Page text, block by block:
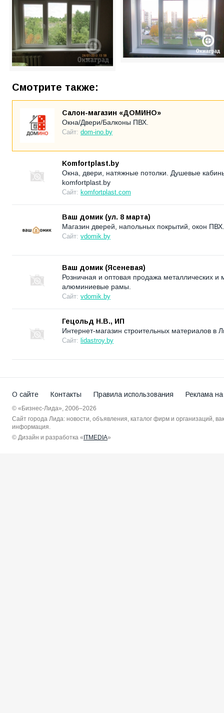
Смотрите также:
Салон-магазин «ДОМИНО»
Окна/Двери/Балконы ПВХ.
Сайт: dom-ino.by
Komfortplast.by
Окна, двери, натяжные потолки. Душевые
komfortplast.by
Сайт: komfortplast.com
Ваш домик (ул. 8 марта)
Магазин дверей, напольных покрытий, окон ПВХ.
Сайт: vdomik.by
Ваш домик (Ясеневая)
Розничная и оптовая продажа металлических
алюминиевые рамы.
Сайт: vdomik.by
Гецольд Н.В., ИП
Интернет-магазин строительных материалов в
Сайт: lidastroy.by
О сайте Контакты Правила использования Реклама
© «Бизнес-Лида», 2006–2026
Сайт города Лида: новости, объявления, каталог фирм и организаций,
информация.
© Дизайн и разработка « ITMEDIA»